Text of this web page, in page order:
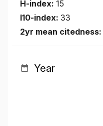
H-index: 15
I10-index: 33
2yr mean citedness:
Year